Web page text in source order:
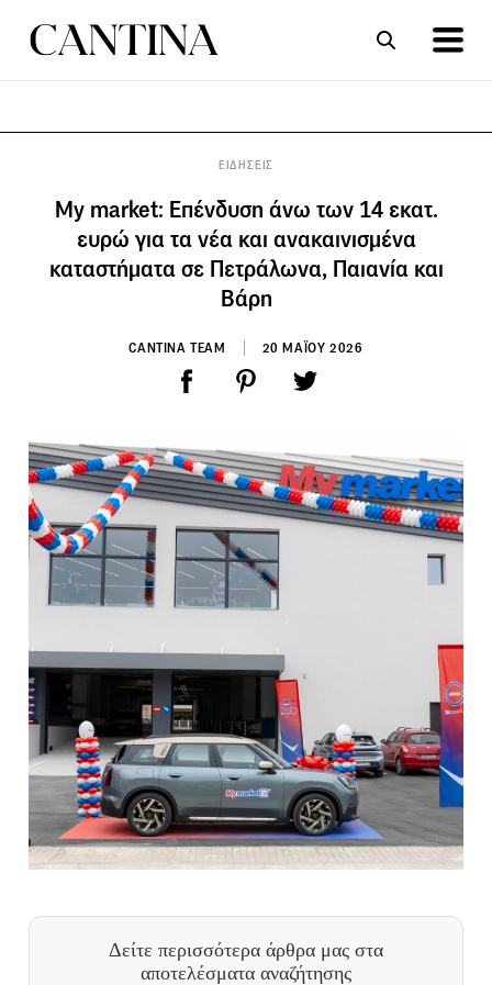
ΕΙΔΗΣΕΙΣ
My market: Επένδυση άνω των 14 εκατ.
ευρώ για τα νέα και ανακαινισμένα
καταστήματα σε Πετράλωνα, Παιανία και
Βάρη
CANTINA TEAM 20 ΜΑΪΟΥ 2026
Δείτε περισσότερα άρθρα μας στα
αποτελέσματα αναζήτησης